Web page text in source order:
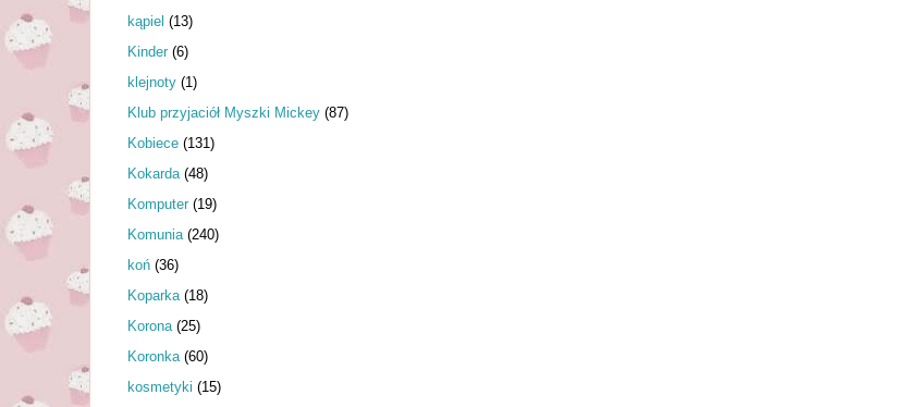
kąpiel (13)
Kinder (6)
klejnoty (1)
Klub przyjaciół Myszki Mickey (87)
Kobiece (131)
Kokarda (48)
Komputer (19)
Komunia (240)
koń (36)
Koparka (18)
Korona (25)
Koronka (60)
kosmetyki (15)